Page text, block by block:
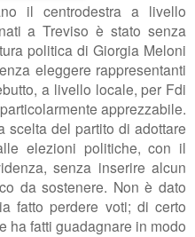
il centrodestra a livello
a Treviso è stato senza
politica di Giorgia Meloni
eleggere rappresentanti
a livello locale, per Fdi
apprezzabile.
del partito di adottare
elezioni politiche, con il
senza inserire alcun
da sostenere. Non è dato
fatto perdere voti; di certo
ha fatti guadagnare in modo